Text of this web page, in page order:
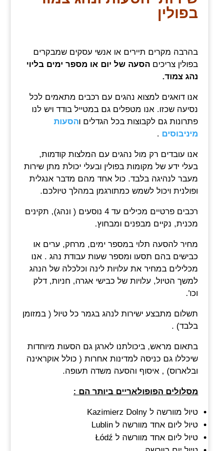
בפולין
בהרבה מקרים תיירים או אנשי עסקים שמבקרים
בפולין צריכים הסעה של יום או מספר ימים בליוי
נהג צמוד.
אנו דואגים למצוא נהגים עם רכבים מתאמים לכל
נסיעה שכזו. אנו מטפלים גם במטייל בודד ויש לנו
פתרונות גם לקבוצות בכל הגדלים והסעות
מיניבוסים .
אנו עובדים רק מול נהגים עם המלצות קודמות,
בעלי ידע של מקומות בפולין ובעלי יכולת מתן שירות
מעבר לנהיגה בלבד. כול אחד מהם מדבר אנגלית
ופולנית ויכול לשמש כמתורגמן במהלך טיולכם.
רכבים פרטיים מכילים עד 4 נוסעים ( ונהג), תקינים
מכנית, נקיים מבפנים ומבחוץ.
מחיר להסעה תלוי במספר ימים, מרחק, ערים או
כבישים בהם תסעו ומספר שעות עבודת נהג . אנו
מכלילים במחיר את עלויות לינה וכלכלה של הנהג
למשך הטיול, עלויות של כבישי אגרה, חניות, דלק
וכו'.
תשלום מתבצע ישירות לנהג בגמר כל טיול ( במזומן
בלבד) .
בתאום מראש, ביכולתנו לארגן גם הסעות מיוחדות
שיכללו גם כניסה למדינות אחרות ( כולל אוקראינה
ובלארוס) , איסוף והסעה משדה תעופה.
מסלולים הפופולאריים ביותר הם :
טיול מוורשה ל Kazimierz Dolny
טיול ליום אחד מוורשה ל Lublin
טיול ליום אחד מוורשה ל Łódź